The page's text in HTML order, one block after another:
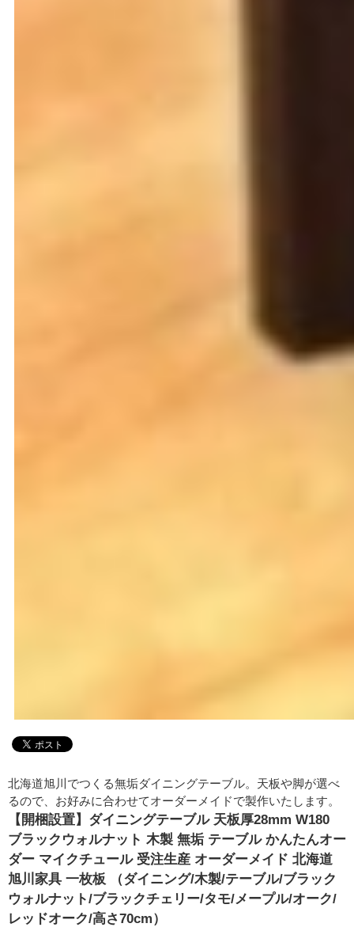
北海道旭川でつくる無垢ダイニングテーブル。天板や脚が選べ
るので、お好みに合わせてオーダーメイドで製作いたします。
【開梱設置】ダイニングテーブル 天板厚28mm W180
ブラックウォルナット 木製 無垢 テーブル かんたんオー
ダー マイクチュール 受注生産 オーダーメイド 北海道
旭川家具 一枚板 （ダイニング/木製/テーブル/ブラック
ウォルナット/ブラックチェリー/タモ/メープル/オーク/
レッドオーク/高さ70cm）